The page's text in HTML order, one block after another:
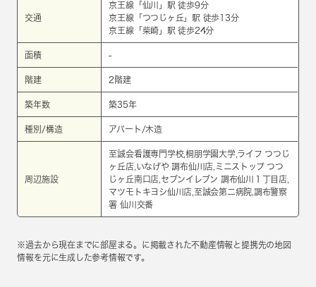
交通
京王線 「 仙川
」駅 徒歩9分
京王線 「 つつじヶ丘 」駅 徒歩13分
京王線 「 柴崎 」駅 徒歩24分
面積 -
階建 2階建
築年数 築35年
種別/構造 アパート/木造
周辺施設
至誠会看護専門学校,桐朋学園大学,ライフ つつじ
ヶ丘店,いなげや 調布仙川店,ミニストップ つつ
じヶ丘南口店,セブンイレブン 調布仙川１丁目店,
マツモトキヨシ仙川店,至誠会第二病院,調布警察
署 仙川交番
※過去から現在までに部屋まる。に掲載された不動産情報と提携先の地図
情報を元に生成した参考情報です。